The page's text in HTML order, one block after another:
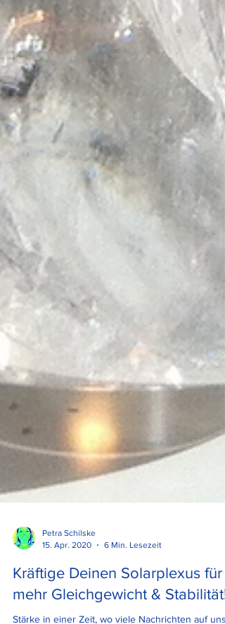
15. Apr. 2020
6 Min. Lesezeit
Kräftige Deinen Solarplexus für
mehr Gleichgewicht & Stabilität!